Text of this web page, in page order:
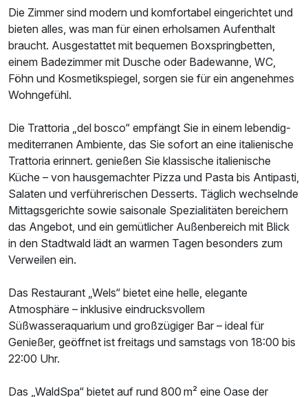
Doppelzimmer Komfort
2 Erwachsene
Ausstattung
Die Zimmer sind modern und komfortabel eingerichtet und
bieten alles, was man für einen erholsamen Aufenthalt
braucht. Ausgestattet mit bequemen Boxspringbetten,
einem Badezimmer mit Dusche oder Badewanne, WC,
Föhn und Kosmetikspiegel, sorgen sie für ein angenehmes
Wohngefühl.
Die Trattoria „del bosco“ empfängt Sie in einem lebendig-
mediterranen Ambiente, das Sie sofort an eine italienische
Trattoria erinnert. genießen Sie klassische italienische
Küche – von hausgemachter Pizza und Pasta bis Antipasti,
Salaten und verführerischen Desserts. Täglich wechselnde
Mittagsgerichte sowie saisonale Spezialitäten bereichern
das Angebot, und ein gemütlicher Außenbereich mit Blick
in den Stadtwald lädt an warmen Tagen besonders zum
Verweilen ein.
Das Restaurant „Wels“ bietet eine helle, elegante
Atmosphäre – inklusive eindrucksvollem
Süßwasseraquarium und großzügiger Bar – ideal für
Genießer, geöffnet ist freitags und samstags von 18:00 bis
22:00 Uhr.
Das „WaldSpa“ bietet auf rund 800 m² eine Oase der